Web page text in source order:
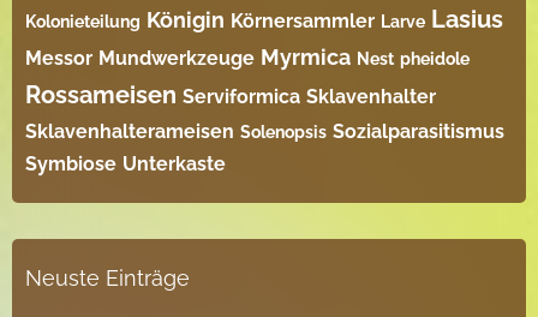
Kolonieteilung Königin Körnersammler Larve Lasius
Messor Mundwerkzeuge Myrmica Nest pheidole
Rossameisen Serviformica Sklavenhalter
Sklavenhalterameisen Solenopsis Sozialparasitismus
Symbiose Unterkaste
Neuste Einträge